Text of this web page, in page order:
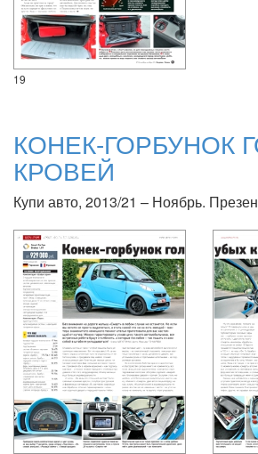
19
КОНЕК-ГОРБУНОК
КРОВЕЙ
Купи авто, 2013/21 – Ноябрь.